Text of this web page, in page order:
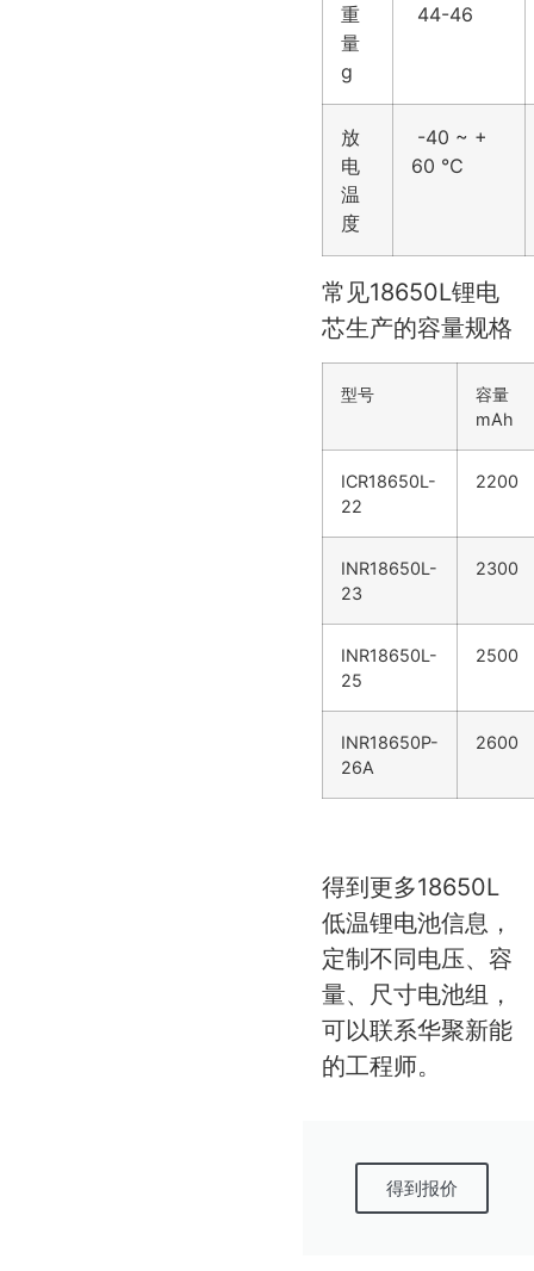
重
量
g
44-46
放
电
温
度
-40 ~ +
60 ℃
常见18650L锂电
芯生产的容量规格
型号
容量
mAh
ICR18650L-
22
2200
INR18650L-
23
2300
INR18650L-
25
2500
INR18650P-
26A
2600
得到更多18650L
低温锂电池信息，
定制不同电压、容
量、尺寸电池组，
可以联系华聚新能
的工程师。
得到报价